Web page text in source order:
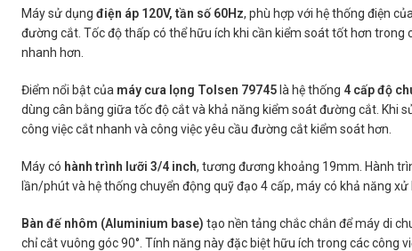
Máy sử dụng điện áp 120V, tần số 60Hz, phù hợp với hệ thống điện
đường cắt. Tốc độ thấp có thể hữu ích khi cần kiểm soát tốt hơn
nhanh hơn.
Điểm nổi bật của máy cưa lọng Tolsen 79745 là hệ thống 4 cấp độ
dùng cân bằng giữa tốc độ cắt và khả năng kiểm soát đường cắt. Khi
công việc cắt nhanh và công việc yêu cầu đường cắt kiểm soát hơn.
Máy có hành trình lưỡi 3/4 inch, tương đương khoảng 19mm. Hành
lần/phút và hệ thống chuyển động quỹ đạo 4 cấp, máy có khả năng
Bàn đế nhôm (Aluminium base) tạo nền tảng chắc chắn để máy di
chỉ cắt vuông góc 90°. Tính năng này đặc biệt hữu ích trong các công